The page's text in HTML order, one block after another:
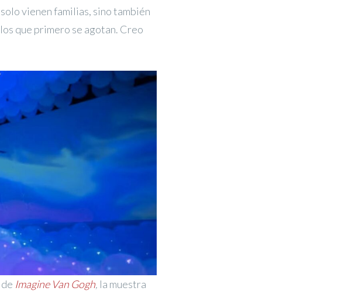
vienen familias, sino también
que primero se agotan. Creo
Imagine Van Gogh, la muestra